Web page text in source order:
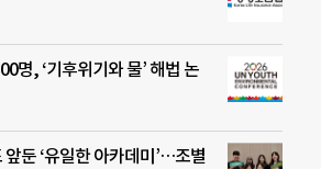
명, ‘기후위기와 물’ 해법 논
둔 ‘유일한 아카데미’…조별